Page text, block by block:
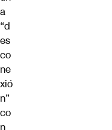
a
“d
es
co
ne
xió
n”
co
n